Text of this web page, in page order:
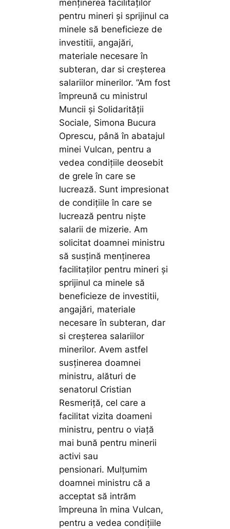
menținerea facilitaților
pentru mineri și sprijinul ca
minele să beneficieze de
investitii, angajări,
materiale necesare în
subteran, dar si creșterea
salariilor minerilor.”Am fost
împreună cu ministrul
Muncii și Solidarității
Sociale, Simona Bucura
Oprescu, până în abatajul
minei Vulcan, pentru a
vedea condițiile deosebit
de grele în care se
lucrează. Sunt impresionat
de condițiile în care se
lucrează pentru niște
salarii de mizerie. Am
solicitat doamnei ministru
să susțină menținerea
facilitaților pentru mineri și
sprijinul ca minele să
beneficieze de investitii,
angajări, materiale
necesare în subteran, dar
si creșterea salariilor
minerilor. Avem astfel
susținerea doamnei
ministru, alături de
senatorul Cristian
Resmeriță, cel care a
facilitat vizita doameni
ministru, pentru o viață
mai bună pentru minerii
activi sau
pensionari. Mulțumim
doamnei ministru că a
acceptat să intrăm
împreuna în mina Vulcan,
pentru a vedea condițiile